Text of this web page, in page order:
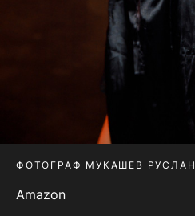
ФОТОГРАФ МУКАШЕВ РУСЛАН
Amazon